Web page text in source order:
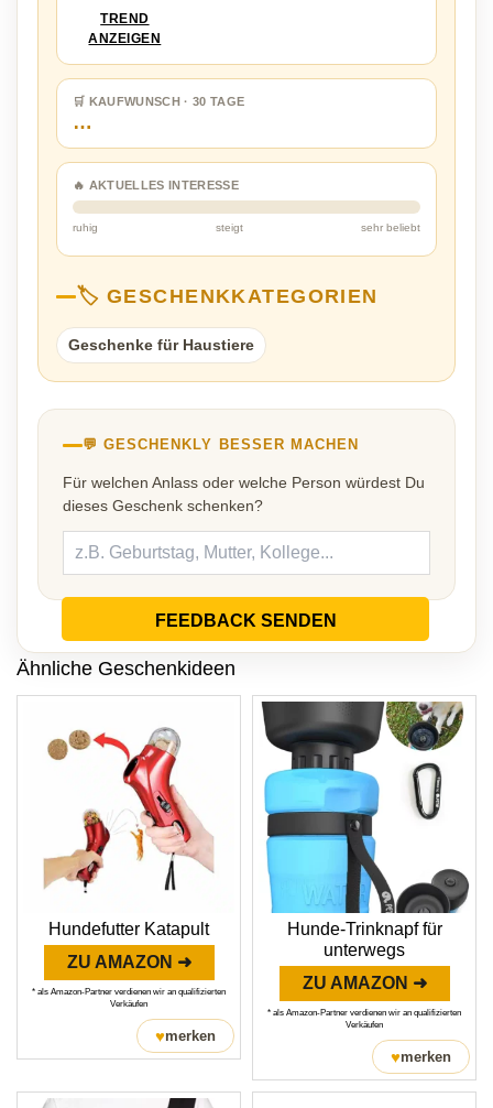
TREND
ANZEIGEN
🛒 KAUFWUNSCH · 30 TAGE
…
🔥 AKTUELLES INTERESSE
ruhig steigt sehr beliebt
🏷️ GESCHENKKATEGORIEN
Geschenke für Haustiere
💬 GESCHENKLY BESSER MACHEN
Für welchen Anlass oder welche Person würdest Du
dieses Geschenk schenken?
FEEDBACK SENDEN
Ähnliche Geschenkideen
Hundefutter Katapult
ZU AMAZON ➜
* als Amazon-Partner verdienen wir an qualifizierten
Verkäufen
♥merken
Hunde-Trinknapf für
unterwegs
ZU AMAZON ➜
* als Amazon-Partner verdienen wir an qualifizierten
Verkäufen
♥merken